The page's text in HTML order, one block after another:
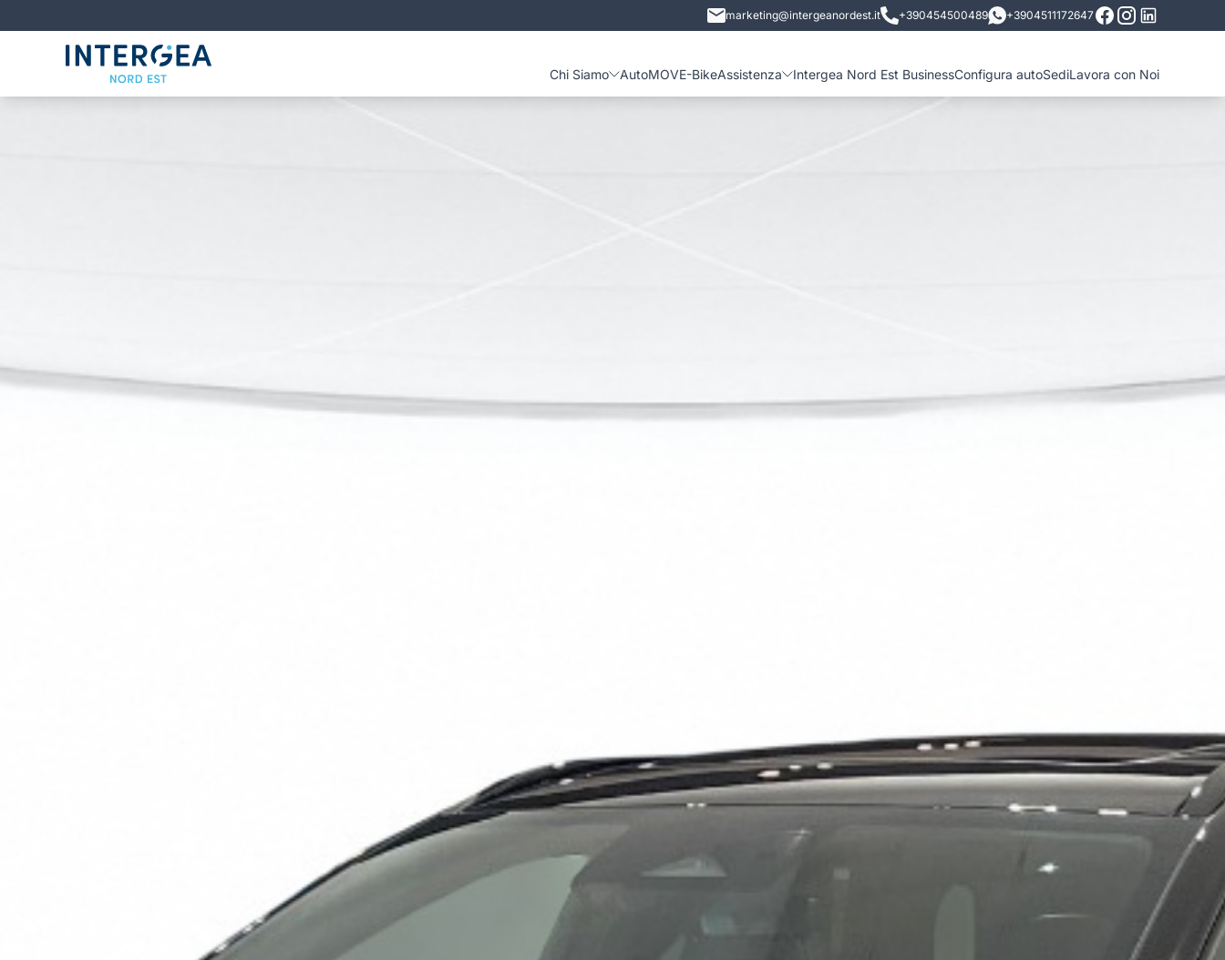
marketing@intergeanordest.it +390454500489 +3904511172647
Chi Siamo AutoMOVE-BikeAssistenza Intergea Nord Est BusinessConfigura autoSediLavora con Noi